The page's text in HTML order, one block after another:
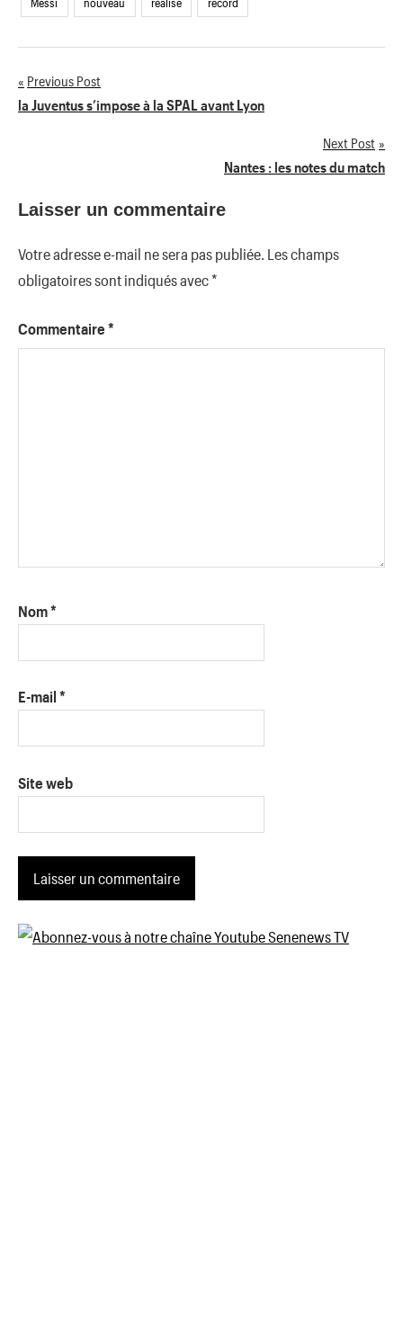
Navigation
Previous Post
la Juventus s’impose à la SPAL avant Lyon
Next Post
Nantes : les notes du match
Laisser un commentaire
Votre adresse e-mail ne sera pas publiée. Les champs
obligatoires sont indiqués avec*
Commentaire *
Nom*
E-mail *
Site web